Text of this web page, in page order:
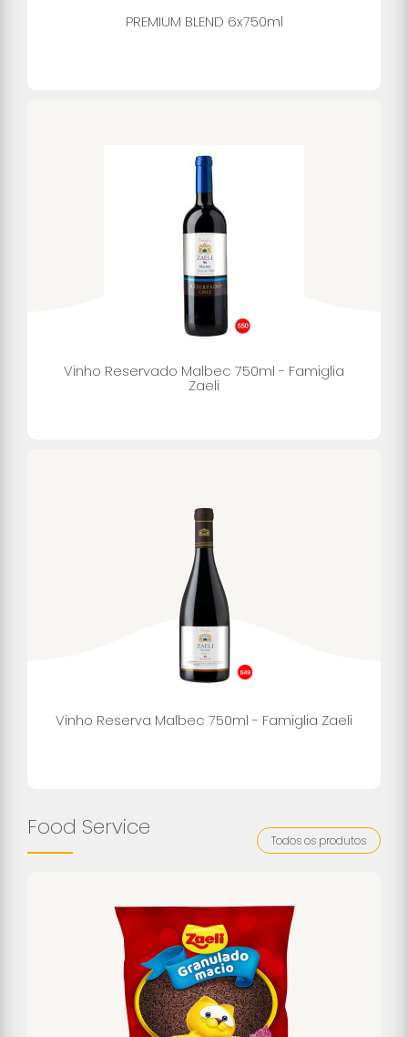
PREMIUM BLEND 6x750ml
Vinho Reservado Malbec 750ml - Famiglia
Zaeli
Vinho Reserva Malbec 750ml - Famiglia Zaeli
Food Service Todos os produtos